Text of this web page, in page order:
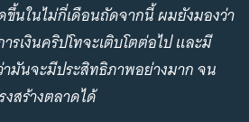
ดขึ้นในไม่กี่เดือนถัดจากนี้ ผมยังมองว่า
รเงินคริปโทจะเติบโตต่อไป และมี
ามันจะมีประสิทธิภาพอย่างมาก จน
สร้างตลาดได้